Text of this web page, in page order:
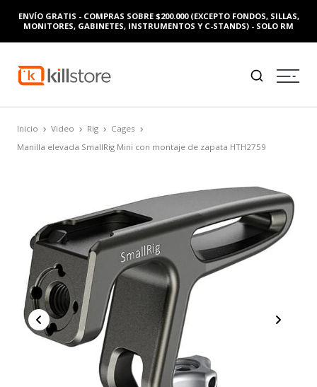
SILLAS,
- SOLO RM
ENVÍO GRATIS - COMPRAS SOBRE $200.000 (EXCEPTO
MONITORES, GABINETES, INSTRUMENTOS Y C-
Inicio Video Rig
Cages
Manilla elevada SmallRig Mini con montaje de zapata HTH2759